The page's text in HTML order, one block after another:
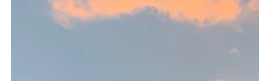
Ritmo lento in Trentino: dove “ricaricar-si”